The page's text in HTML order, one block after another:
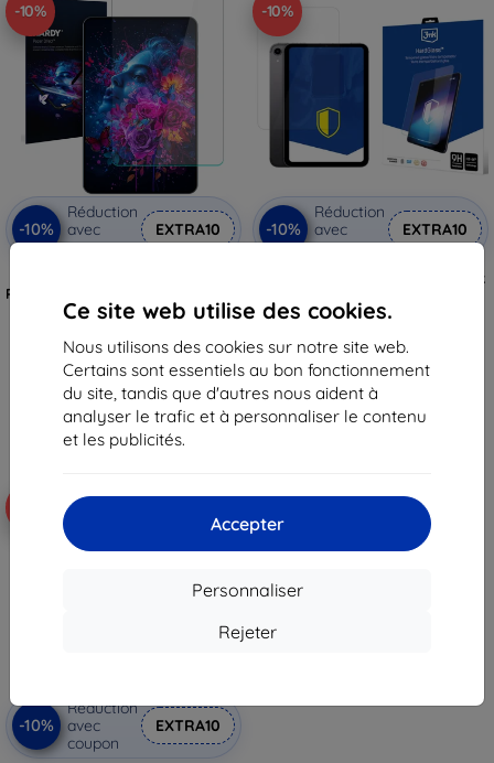
Ce site web utilise des cookies.
Nous utilisons des cookies sur notre site web.
Certains sont essentiels au bon fonctionnement
du site, tandis que d'autres nous aident à
analyser le trafic et à personnaliser le contenu
et les publicités.
Accepter
Personnaliser
Rejeter
-10%
-10%
Réduction
avec
coupon
EXTRA10
Paper Effect pour Apple iPad Mini
6 (A15 Bionic)/Apple iPad Mini 7
15,20 €
En stock > 5 pièces
-10%
-10%
Réduction
avec
coupon
EXTRA10
Verre trempé de protection 3mk
6/Apple iPad Mini 7
17,02 €
En stock > 5 pièces
-10%
Réduction
avec
coupon
EXTRA10